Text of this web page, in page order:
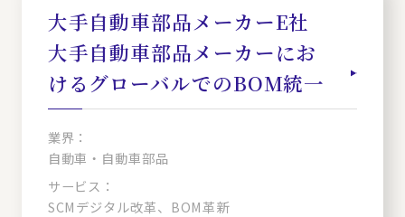
大手自動車部品メーカーE社
大手自動車部品メーカーにお
けるグローバルでのBOM統一
業界：
自動車・自動車部品
サービス：
SCMデジタル改革、BOM革新